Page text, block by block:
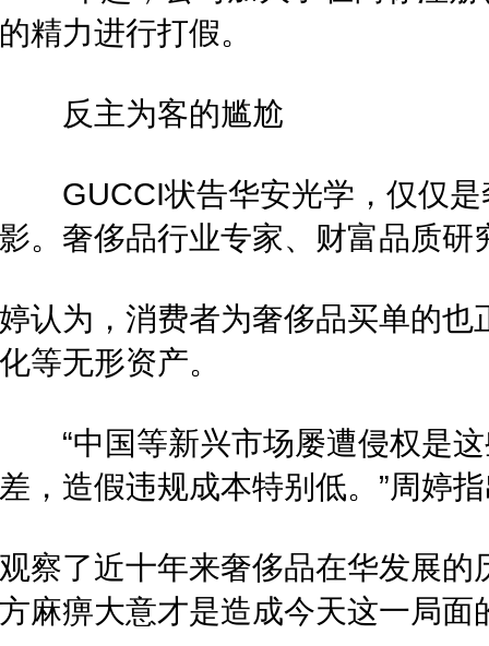
的精力进行打假。
反主为客的尴尬
GUCCI状告华安光学，仅仅是
影。奢侈品行业专家、财富品质研
婷认为，消费者为奢侈品买单的
化等无形资产。
“中国等新兴市场屡遭侵权是这
差，造假违规成本特别低。”周婷
观察了近十年来奢侈品在华发展
方麻痹大意才是造成今天这一局面